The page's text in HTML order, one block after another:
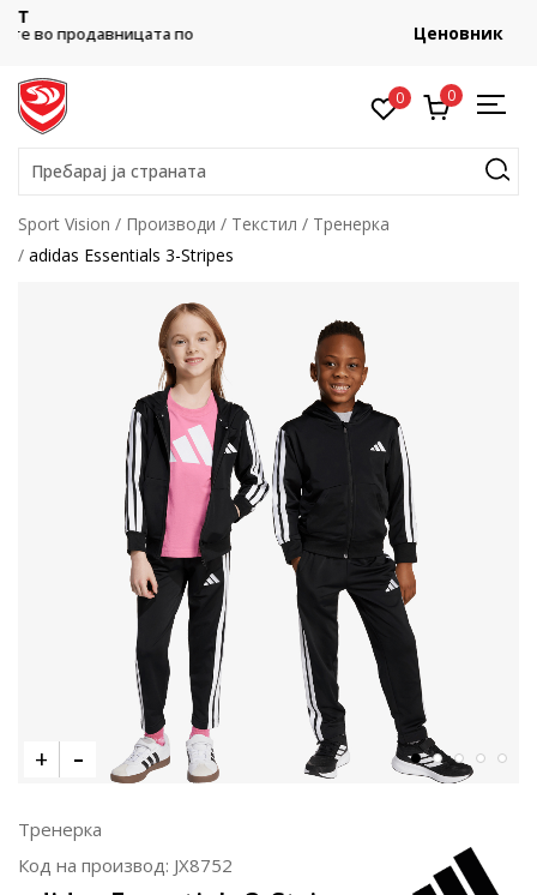
0 0
Пребарај ја страната
Sport Vision Производи Текстил
Тренерка
adidas Essentials 3-Stripes
Тренерка
Код на производ: JX8752